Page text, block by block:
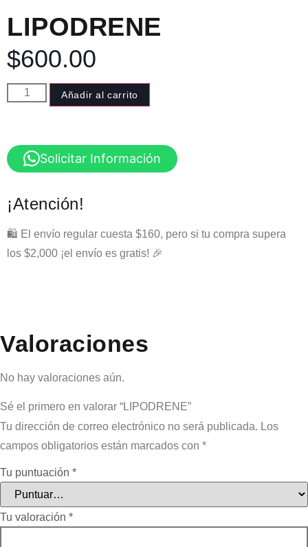
LIPODRENE
$600.00
Añadir al carrito
Solicitar Información
¡Atención!
🛍️ El envío regular cuesta $160, pero si tu compra supera
los $2,000 ¡el envío es gratis! 🎉
Valoraciones
No hay valoraciones aún.
Sé el primero en valorar “LIPODRENE”
Tu dirección de correo electrónico no será publicada. Los
campos obligatorios están marcados con *
Tu puntuación *
Tu valoración *